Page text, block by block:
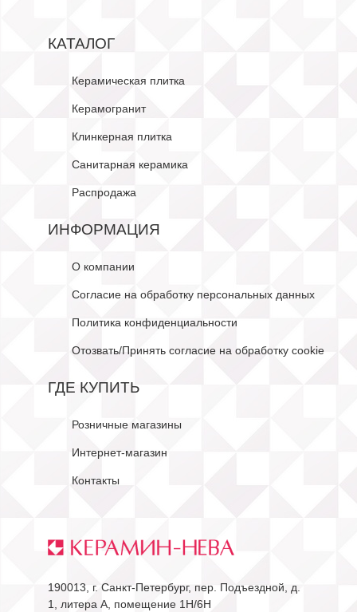
КАТАЛОГ
Керамическая плитка
Керамогранит
Клинкерная плитка
Санитарная керамика
Распродажа
ИНФОРМАЦИЯ
О компании
Согласие на обработку персональных данных
Политика конфиденциальности
Отозвать/Принять согласие на обработку cookie
ГДЕ КУПИТЬ
Розничные магазины
Интернет-магазин
Контакты
190013, г. Санкт-Петербург, пер. Подъездной, д.
1, литера А, помещение 1Н/6Н